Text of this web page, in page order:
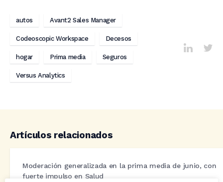
autos Avant2 Sales Manager
Codeoscopic Workspace Decesos
hogar Prima media Seguros
Versus Analytics
Artículos relacionados
Moderación generalizada en la prima media de junio, con
fuerte impulso en Salud